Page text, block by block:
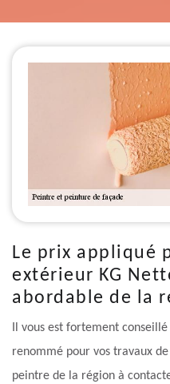
Le prix appliqué
extérieur KG
abordable de la
Il vous est fortement
renommé pour vos travaux
peintre de la région à